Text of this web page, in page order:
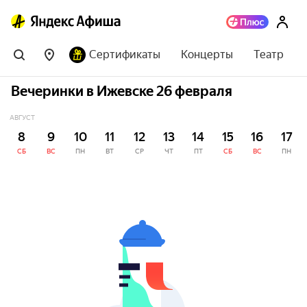
Сертификаты Концерты Театр
Вечеринки в Ижевске 26 февраля
АВГУСТ
8
СБ
9
ВС
10
ПН
11
ВТ
12
СР
13
ЧТ
14
ПТ
15
СБ
16
ВС
17
ПН